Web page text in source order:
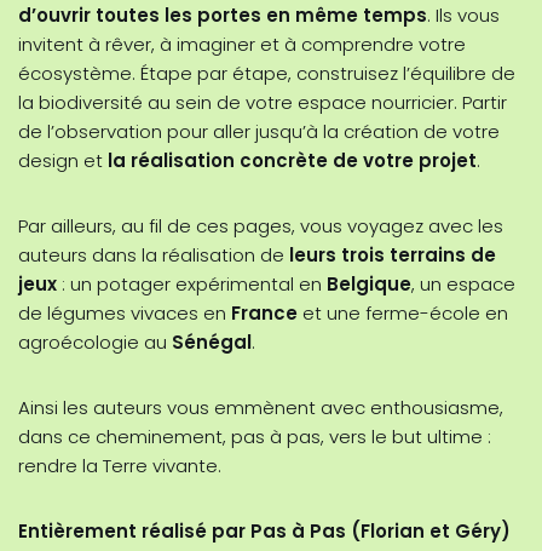
d’ouvrir toutes les portes en même temps. Ils vous
invitent à rêver, à imaginer et à comprendre votre
écosystème. Étape par étape, construisez l’équilibre de
la biodiversité au sein de votre espace nourricier. Partir
de l’observation pour aller jusqu’à la création de votre
design et la réalisation concrète de votre projet.
Par ailleurs, au fil de ces pages, vous voyagez avec les
auteurs dans la réalisation de leurs trois terrains de
jeux : un potager expérimental en Belgique, un espace
de légumes vivaces en France et une ferme-école en
agroécologie au Sénégal.
Ainsi les auteurs vous emmènent avec enthousiasme,
dans ce cheminement, pas à pas, vers le but ultime :
rendre la Terre vivante.
Entièrement réalisé par Pas à Pas (Florian et Géry)